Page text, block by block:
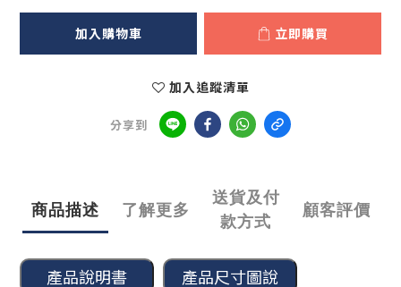
加入購物車 立即購買
加入追蹤清單
分享到
商品描述 了解更多
送貨及付
款方式
顧客評價